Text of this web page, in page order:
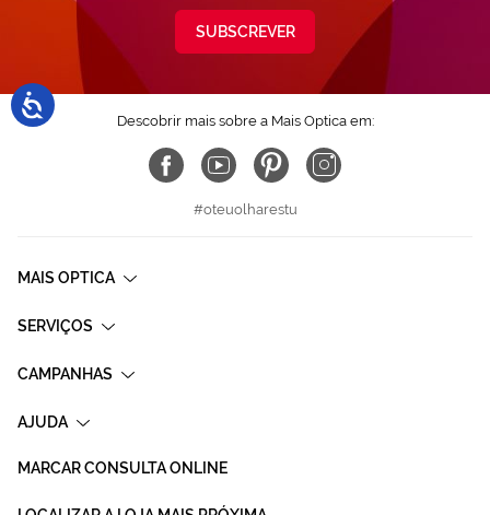
SUBSCREVER
Descobrir mais sobre a Mais Optica em:
#oteuolharestu
MAIS OPTICA
SERVIÇOS
CAMPANHAS
AJUDA
MARCAR CONSULTA ONLINE